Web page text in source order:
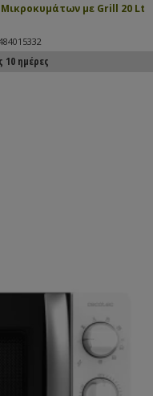
Μικροκυμάτων με Grill 20 Lt
10 ημέρες